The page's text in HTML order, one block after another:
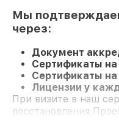
Мы
через:
Документ
Сертификаты
Сертификаты на
Лицензии у
При визите в наш
восстановления